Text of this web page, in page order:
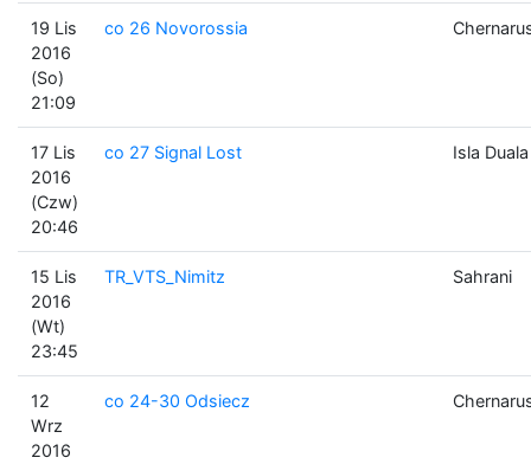
19 Lis
2016
(So)
21:09
co 26 Novorossia
17 Lis
2016
(Czw)
20:46
co 27 Signal Lost Isla Duala
15 Lis
2016
(Wt)
23:45
TR_VTS_Nimitz Sahrani
12
Wrz
2016
co 24-30 Odsiecz